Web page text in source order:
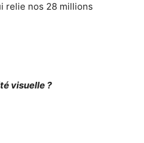
relie nos 28 millions
visuelle ?